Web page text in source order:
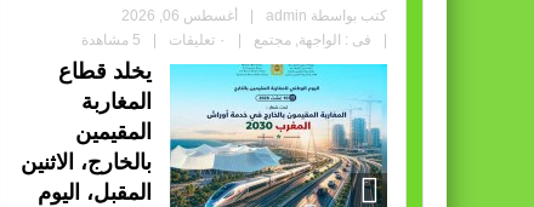
كتب بواسطة admin
أغسطس 06, 2026
فى : الواجهة, مجتمع ٠ تعليقات 5 مشاهدة
يخلد قطاع
المغاربة
المقيمين
بالخارج، الاثنين
المقبل، اليوم